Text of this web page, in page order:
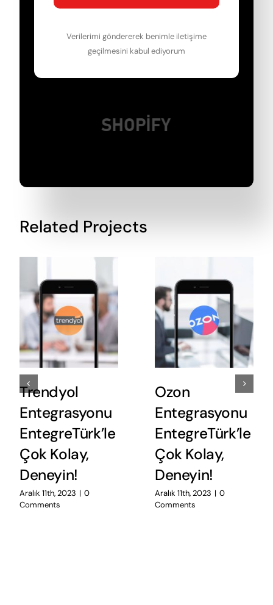
Verilerimi göndererek benimle iletişime
geçilmesini kabul ediyorum
Related Projects
Trendyol
Entegrasyonu
EntegreTürk’le
Çok Kolay,
Deneyin!
Aralık 11th, 2023 | 0
Comments
Ozon
Entegrasyonu
EntegreTürk’le
Çok Kolay,
Deneyin!
Aralık 11th, 2023 | 0
Comments